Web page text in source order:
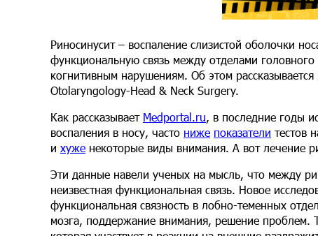
Риносинусит – воспаление слизистой оболочки
функциональную связь между отделами
когнитивным нарушениям. Об этом
Otolaryngology-Head & Neck Surgery.
Как рассказывает Medportal.ru, в последние годы
воспаления в носу, часто ниже показатели тестов
и хуже некоторые виды внимания. А вот лечение
Эти данные навели ученых на мысль, что между
неизвестная функциональная связь. Новое
функциональная связность в лобно-теменных
мозга, поддержание внимания, решение проблем.